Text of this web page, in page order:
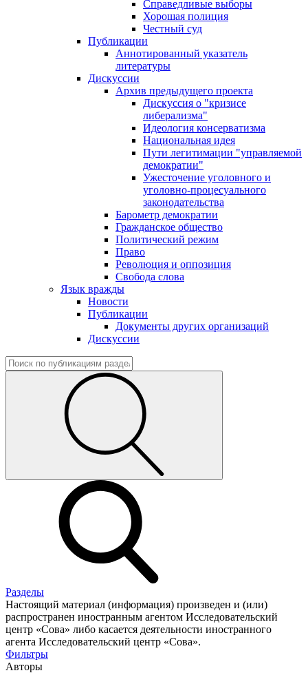
Справедливые выборы
Хорошая полиция
Честный суд
Публикации
Аннотированный указатель
литературы
Дискуссии
Архив предыдущего проекта
Дискуссия о "кризисе
либерализма"
Идеология консерватизма
Национальная идея
Пути легитимации "управляемой
демократии"
Ужесточение уголовного и
уголовно-процесуального
законодательства
Барометр демократии
Гражданское общество
Политический режим
Право
Революция и оппозиция
Свобода слова
Язык вражды
Новости
Публикации
Документы других организаций
Дискуссии
Разделы
Настоящий материал (информация) произведен и (или)
распространен иностранным агентом Исследовательский
центр «Сова» либо касается деятельности иностранного
агента Исследовательский центр «Сова».
Фильтры
Авторы